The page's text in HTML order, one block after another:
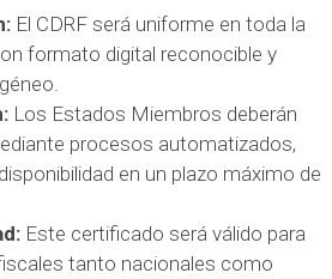
El CDRF será uniforme en toda la
formato digital reconocible y
Los Estados Miembros deberán
procesos automatizados,
en un plazo máximo de
Este certificado será válido para
tanto nacionales como